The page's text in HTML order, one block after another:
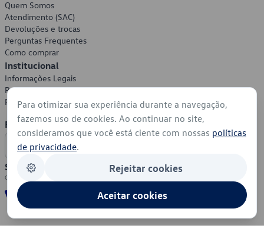
Quem Somos
Atendimento (SAC)
Devoluções e trocas
Perguntas Frequentes
Como comprar
Institucional
Informações Legais
Política de Privacidade
Política de Cookies
Formas de Pagamento
Segurança
Para otimizar sua experiência durante a navegação,
fazemos uso de cookies. Ao continuar no site,
consideramos que você está ciente com nossas políticas
de privacidade.
Rejeitar cookies
Aceitar cookies